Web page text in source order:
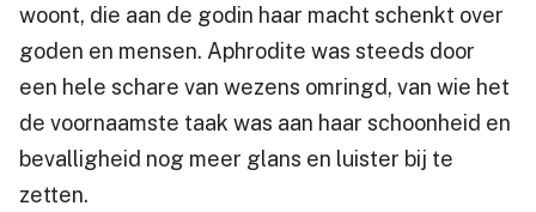
woont, die aan de godin haar macht schenkt over
goden en mensen. Aphrodite was steeds door
een hele schare van wezens omringd, van wie het
de voornaamste taak was aan haar schoonheid en
bevalligheid nog meer glans en luister bij te
zetten.